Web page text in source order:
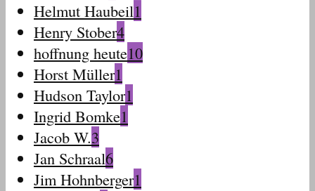
Helmut Haubeil1
Henry Stober4
hoffnung heute10
Horst Müller1
Hudson Taylor1
Ingrid Bomke1
Jacob W.3
Jan Schraal6
Jim Hohnberger1